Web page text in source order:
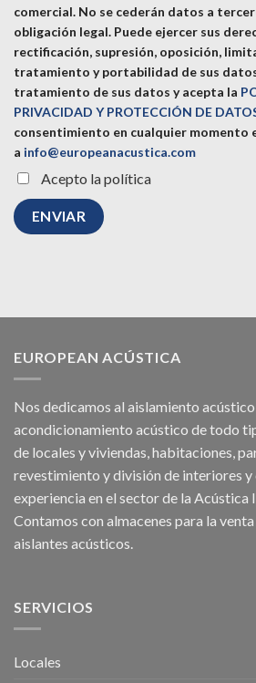
comercial. No se cederán datos a
obligación legal. Puede ejercer sus
rectificación, supresión, oposición,
tratamiento y portabilidad de sus
tratamiento de sus datos y acepta la
PRIVACIDAD Y PROTECCIÓN DE
consentimiento en cualquier momento
a info@europeanacustica.com
Acepto la política
EUROPEAN ACÚSTICA
Nos dedicamos al aislamiento acústico
acondicionamiento acústico de todo
de locales yviviendas, habitaciones,
revestimiento y división de interiores y
experiencia en el sector de la Acústica
Contamos con almacenes para la
aislantes acústicos.
SERVICIOS
Locales